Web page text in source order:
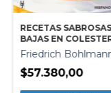
RECETAS SABROSAS
BAJAS EN
Friedrich
$57.380,00